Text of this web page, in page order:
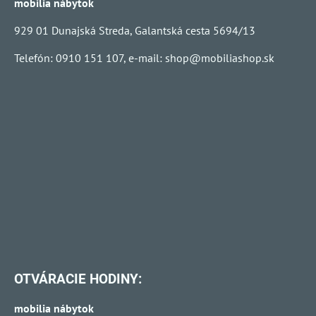
mobilia nábytok
929 01 Dunajská Streda, Galantská cesta 5694/13
Telefón: 0910 151 107, e-mail: shop@mobiliashop.sk
OTVÁRACIE HODINY:
mobilia nábytok